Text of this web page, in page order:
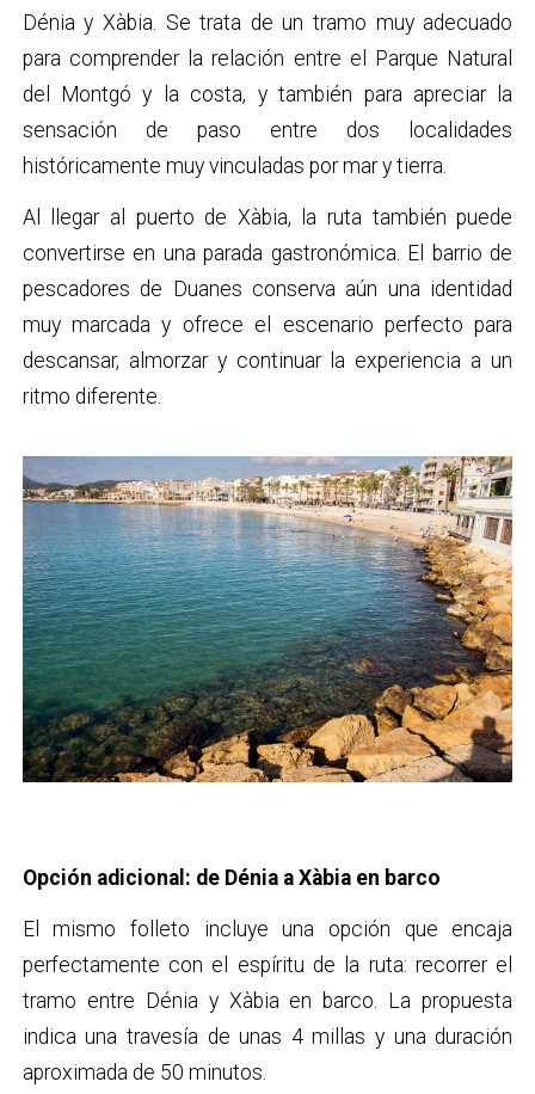
Dénia y Xàbia. Se trata de un tramo muy adecuado
para comprender la relación entre el Parque Natural
del Montgó y la costa, y también para apreciar la
sensación de paso entre dos localidades
históricamente muy vinculadas por mar y tierra.
Al llegar al puerto de Xàbia, la ruta también puede
convertirse en una parada gastronómica. El barrio de
pescadores de Duanes conserva aún una identidad
muy marcada y ofrece el escenario perfecto para
descansar, almorzar y continuar la experiencia a un
ritmo diferente.
Opción adicional: de Dénia a Xàbia en barco
El mismo folleto incluye una opción que encaja
perfectamente con el espíritu de la ruta: recorrer el
tramo entre Dénia y Xàbia en barco. La propuesta
indica una travesía de unas 4 millas y una duración
aproximada de 50 minutos.